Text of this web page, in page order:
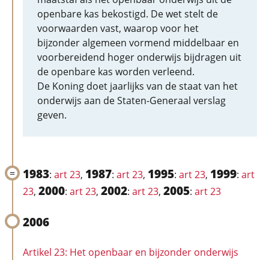
openbare kas bekostigd. De wet stelt de
voorwaarden vast, waarop voor het
bijzonder algemeen vormend middelbaar en
voorbereidend hoger onderwijs bijdragen uit
de openbare kas worden verleend.
De Koning doet jaarlijks van de staat van het
onderwijs aan de Staten-Generaal verslag
geven.
1983: art 23, 1987: art 23, 1995: art 23, 1999: art
23, 2000: art 23, 2002: art 23, 2005: art 23
2006
Artikel 23: Het openbaar en bijzonder onderwijs